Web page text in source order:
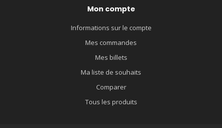
Mon compte
Informations sur le compte
Mes commandes
Mes billets
Ma liste de souhaits
Comparer
Tous les produits